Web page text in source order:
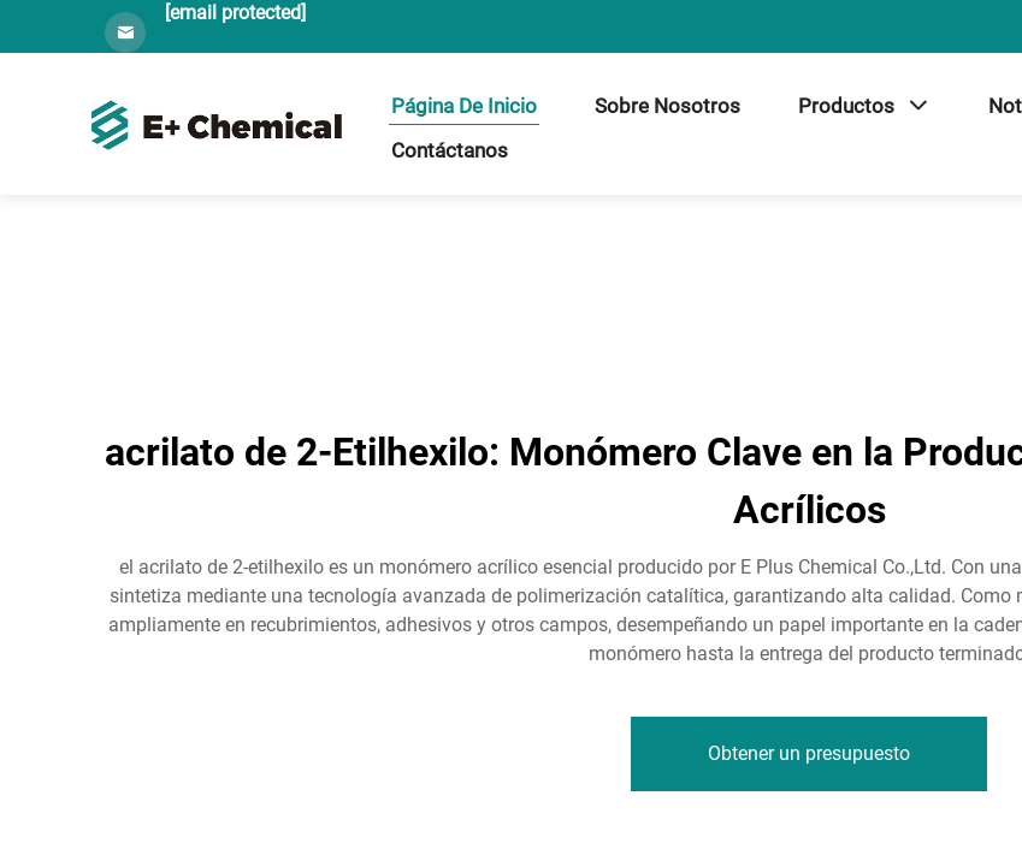
[email protected]
Página De Inicio Sobre Nosotros Productos
Contáctanos
acrilato de 2-Etilhexilo: Monómero Clave en la
Acrílicos
el acrilato de 2-etilhexilo es un monómero acrílico esencial producido por E Plus Chemical Co.,Ltd. Con
sintetiza mediante una tecnología avanzada de polimerización catalítica, garantizando alta calidad. Como
ampliamente en recubrimientos, adhesivos y otros campos, desempeñando un papel importante en la
monómero hasta la entrega del producto
Obtener un presupuesto